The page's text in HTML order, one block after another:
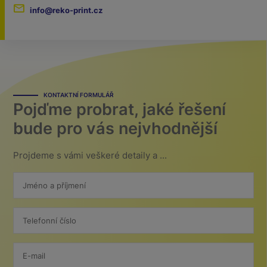
info@reko-print.cz
KONTAKTNÍ FORMULÁŘ
Pojďme probrat, jaké řešení
bude pro vás nejvhodnější
Projdeme s vámi veškeré detaily a ...
Jméno a příjmení
Telefonní číslo
E-mail